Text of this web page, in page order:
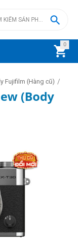
0


Fujifilm (Hàng cũ) /
(Body